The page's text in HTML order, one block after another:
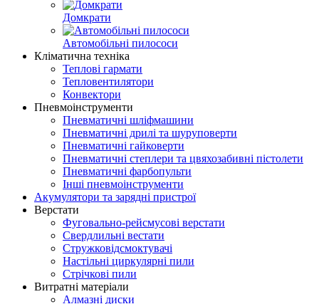
Домкрати
Автомобільні пилососи
Кліматична техніка
Теплові гармати
Тепловентилятори
Конвектори
Пневмоінструменти
Пневматичні шліфмашини
Пневматичні дрилі та шуруповерти
Пневматичні гайковерти
Пневматичні степлери та цвяхозабивні пістолети
Пневматичні фарбопульти
Інші пневмоінструменти
Акумулятори та зарядні пристрої
Верстати
Фуговально-рейсмусові верстати
Свердлильні вестати
Стружковідсмоктувачі
Настільні циркулярні пили
Стрічкові пили
Витратні матеріали
Алмазні диски